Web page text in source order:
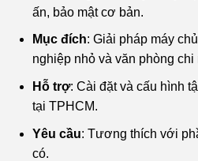
ấn, bảo mật cơ bản.
Mục đích: Giải pháp máy
nghiệp nhỏ và văn phòng chi
Hỗ trợ: Cài đặt và cấu hình
tại TPHCM.
Yêu cầu: Tương thích với
có.